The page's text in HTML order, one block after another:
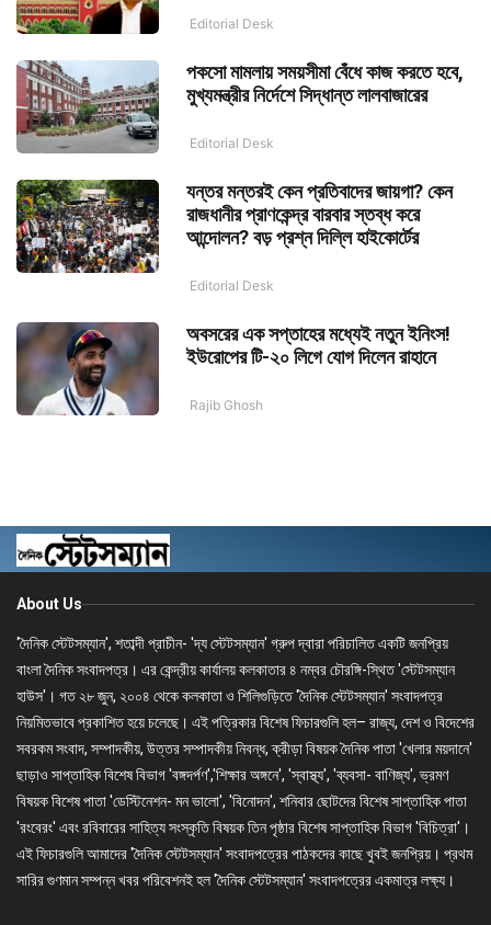
Editorial Desk
পকসো মামলায় সময়সীমা বেঁধে কাজ করতে হবে,
মুখ্যমন্ত্রীর নির্দেশে সিদ্ধান্ত লালবাজারের
Editorial Desk
যন্তর মন্তরই কেন প্রতিবাদের জায়গা? কেন
রাজধানীর প্রাণকেন্দ্র বারবার স্তব্ধ করে
আন্দোলন? বড় প্রশ্ন দিল্লি হাইকোর্টের
Editorial Desk
অবসরের এক সপ্তাহের মধ্যেই নতুন ইনিংস!
ইউরোপের টি-২০ লিগে যোগ দিলেন রাহানে
Rajib Ghosh
About Us
'দৈনিক স্টেটসম্যান', শতাব্দী প্রাচীন- 'দ্য স্টেটসম্যান' গ্রুপ দ্বারা পরিচালিত একটি জনপ্রিয়
বাংলা দৈনিক সংবাদপত্র। এর কেন্দ্রীয় কার্যালয় কলকাতার ৪ নম্বর চৌরঙ্গি-স্থিত 'স্টেটসম্যান
হাউস'। গত ২৮ জুন, ২০০৪ থেকে কলকাতা ও শিলিগুড়িতে 'দৈনিক স্টেটসম্যান' সংবাদপত্র
নিয়মিতভাবে প্রকাশিত হয়ে চলেছে। এই পত্রিকার বিশেষ ফিচারগুলি হল– রাজ্য, দেশ ও বিদেশের
সবরকম সংবাদ, সম্পাদকীয়, উত্তর সম্পাদকীয় নিবন্ধ, ক্রীড়া বিষয়ক দৈনিক পাতা 'খেলার ময়দানে'
ছাড়াও সাপ্তাহিক বিশেষ বিভাগ 'বঙ্গদর্পণ','শিক্ষার অঙ্গনে', 'স্বাস্থ্য', 'ব্যবসা- বাণিজ্য', ভ্রমণ
বিষয়ক বিশেষ পাতা 'ডেস্টিনেশন- মন ভালো', 'বিনোদন', শনিবার ছোটদের বিশেষ সাপ্তাহিক পাতা
'রংবেরং' এবং রবিবারের সাহিত্য সংস্কৃতি বিষয়ক তিন পৃষ্ঠার বিশেষ সাপ্তাহিক বিভাগ 'বিচিত্রা'।
এই ফিচারগুলি আমাদের 'দৈনিক স্টেটসম্যান' সংবাদপত্রের পাঠকদের কাছে খুবই জনপ্রিয়। প্রথম
সারির গুণমান সম্পন্ন খবর পরিবেশনই হল 'দৈনিক স্টেটসম্যান' সংবাদপত্রের একমাত্র লক্ষ্য।